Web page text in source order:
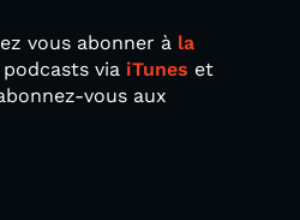
vous abonner à la
via iTunes et
vous aux